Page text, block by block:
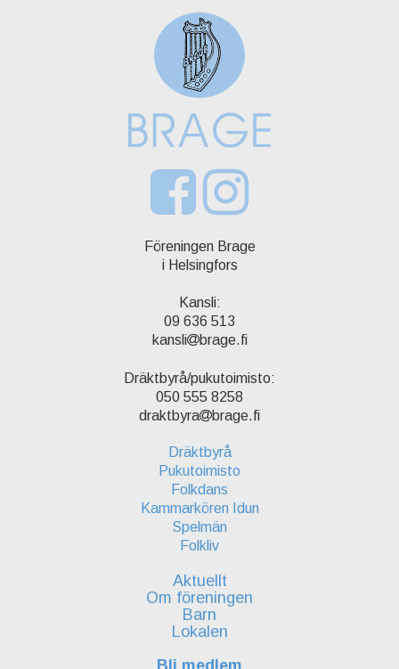
Föreningen Brage
i Helsingfors
Kansli:
09 636 513
kansli
brage.fi
Dräktbyrå/pukutoimisto:
050 555 8258
draktbyra
brage.fi
Dräktbyrå
Pukutoimisto
Folkdans
Kammarkören Idun
Spelmän
Folkliv
Aktuellt
Om föreningen
Barn
Lokalen
Bli medlem